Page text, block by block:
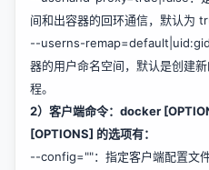
间和出容器的回环通信，默认为
--userns-
器的用户命名空间，默认是创建
程。
2）客户端命令： docker
[OPTIONS] 的选项有：
--config=""：指定客户端配置文